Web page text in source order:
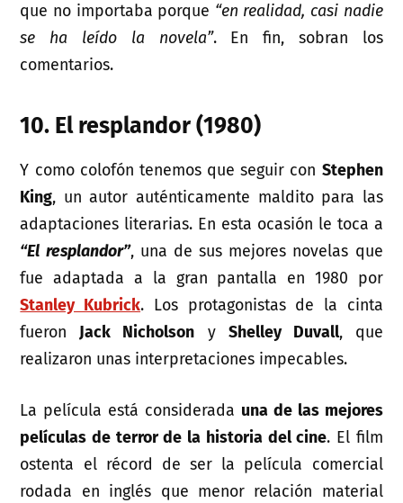
que no importaba porque “en realidad, casi nadie
se ha leído la novela”. En fin, sobran los
comentarios.
10. El resplandor (1980)
Y como colofón tenemos que seguir con Stephen
King, un autor auténticamente maldito para las
adaptaciones literarias. En esta ocasión le toca a
“El resplandor”, una de sus mejores novelas que
fue adaptada a la gran pantalla en 1980 por
Stanley Kubrick. Los protagonistas de la cinta
fueron Jack Nicholson y Shelley Duvall, que
realizaron unas interpretaciones impecables.
La película está considerada una de las mejores
películas de terror de la historia del cine. El film
ostenta el récord de ser la película comercial
rodada en inglés que menor relación material